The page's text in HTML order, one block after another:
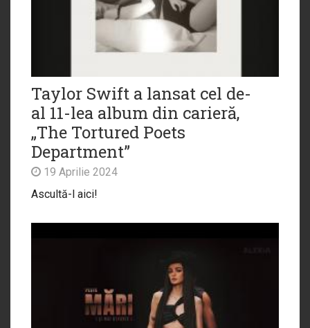
Taylor Swift a lansat cel de-
al 11-lea album din carieră,
„The Tortured Poets
Department”
19 Aprilie 2024
Ascultă-l aici!